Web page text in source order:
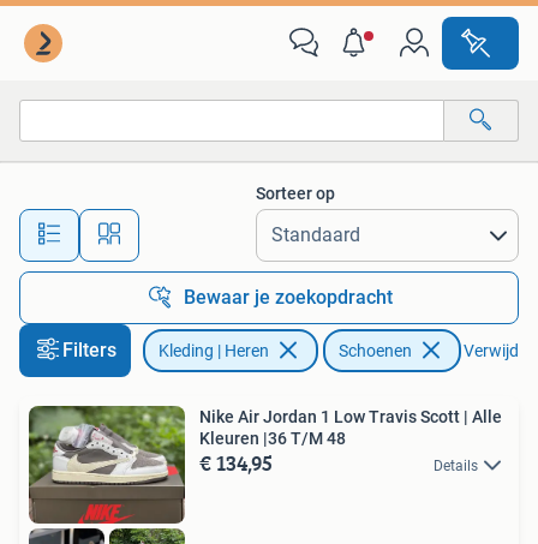
Alle afstanden…
Sorteer op
Bewaar je zoekopdracht
Filters Kleding | Heren Schoenen Verwijder
Nike Air Jordan 1 Low Travis Scott | Alle
Kleuren |36 T/M 48
€ 134,95 Details